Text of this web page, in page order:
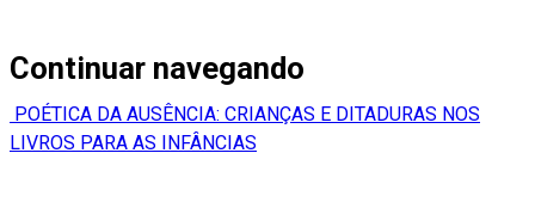
Continuar navegando
POÉTICA DA AUSÊNCIA: CRIANÇAS E DITADURAS NOS
LIVROS PARA AS INFÂNCIAS